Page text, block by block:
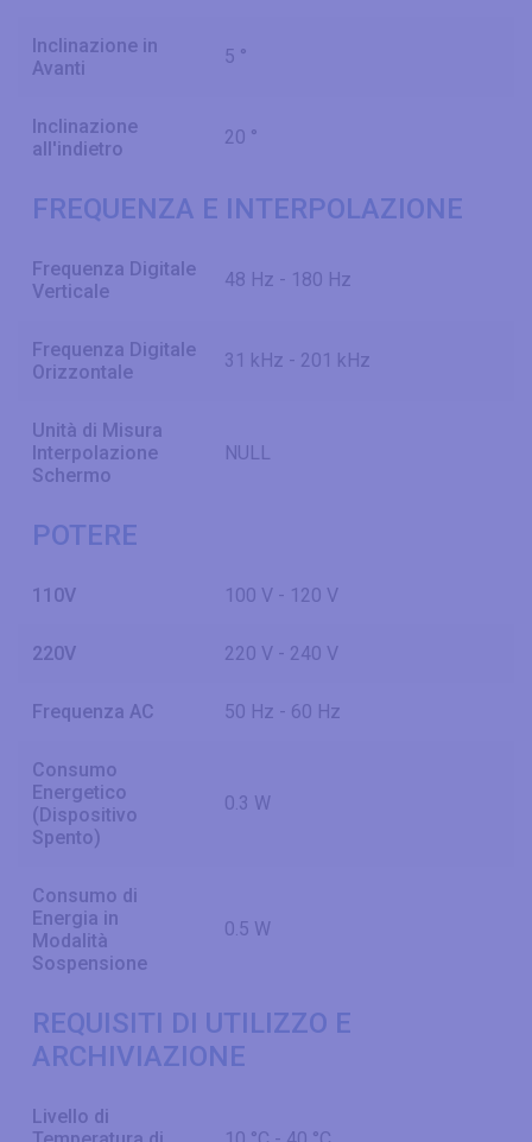
Inclinazione in
Avanti
5 °
Inclinazione
all'indietro
20 °
FREQUENZA E INTERPOLAZIONE
Frequenza Digitale
Verticale
48 Hz - 180 Hz
Frequenza Digitale
Orizzontale
31 kHz - 201 kHz
Unità di Misura
Interpolazione
Schermo
NULL
POTERE
110V 100 V - 120 V
220V 220 V - 240 V
Frequenza AC 50 Hz - 60 Hz
Consumo
Energetico
(Dispositivo
Spento)
0.3 W
Consumo di
Energia in
Modalità
Sospensione
0.5 W
REQUISITI DI UTILIZZO E
ARCHIVIAZIONE
Livello di